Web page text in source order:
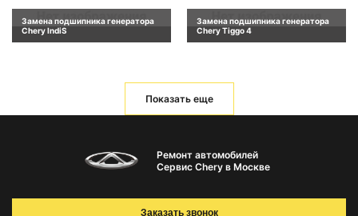
Замена подшипника генератора
Chery IndiS
Замена подшипника генератора
Chery Tiggo 4
Показать еще
Ремонт автомобилей
Сервис Chery в Москве
Заказать звонок